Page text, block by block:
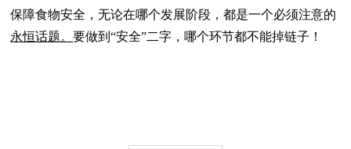
保障食物安全，无论在哪个发展阶段，都是一个必须注意的
永恒话题。要做到“安全”二字，哪个环节都不能掉链子 ！